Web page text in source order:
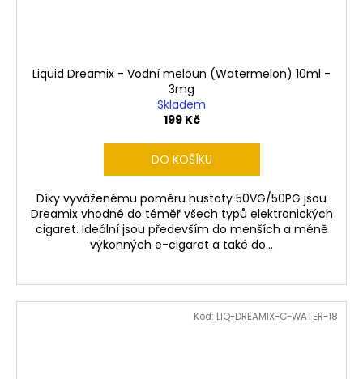
Liquid Dreamix - Vodní meloun (Watermelon) 10ml -
3mg
Skladem
199 Kč
DO KOŠÍKU
Díky vyváženému poměru hustoty 50VG/50PG jsou
Dreamix vhodné do téměř všech typů elektronických
cigaret. Ideální jsou především do menších a méně
výkonných e-cigaret a také do...
Kód: LIQ-DREAMIX-C-WATER-18